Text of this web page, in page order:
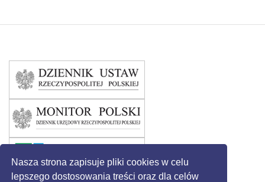
Nasza strona zapisuje pliki cookies w celu
lepszego dostosowania treści oraz dla celów